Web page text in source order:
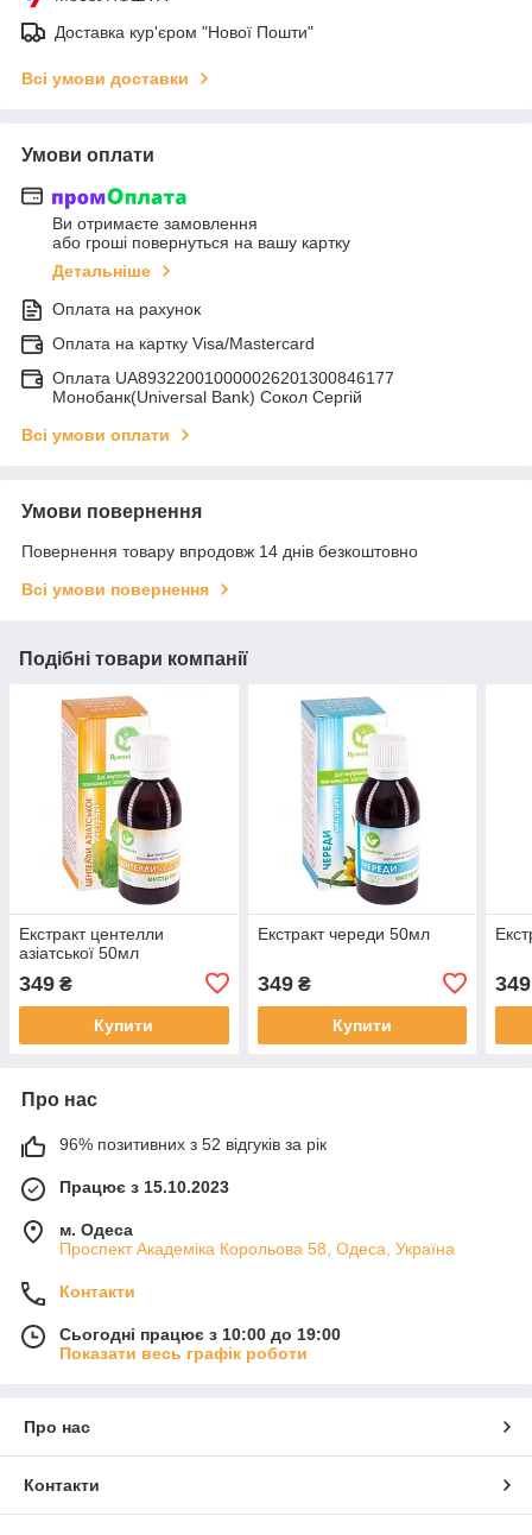
Доставка кур'єром "Нової Пошти"
Всі умови доставки
Умови оплати
Ви отримаєте замовлення
або гроші повернуться на вашу картку
Детальніше
Оплата на рахунок
Оплата на картку Visa/Mastercard
Оплата UA893220010000026201300846177
Монобанк(Universal Bank) Сокол Сергій
Всі умови оплати
Умови повернення
Повернення товару впродовж 14 днів безкоштовно
Всі умови повернення
Подібні товари компанії
Екстракт центелли
азіатської 50мл
349 ₴
Купити
Екстракт череди 50мл
349₴
Купити
349
Про нас
96% позитивних з 52 відгуків за рік
Працює з 15.10.2023
м. Одеса
Проспект Академіка Корольова 58, Одеса, Україна
Контакти
Сьогодні працює з 10:00 до 19:00
Показати весь графік роботи
Про нас
Контакти